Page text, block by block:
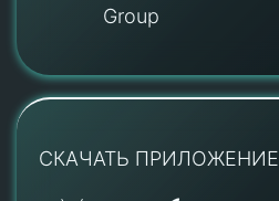
Group
СКАЧАТЬ ПРИЛОЖЕНИЕ